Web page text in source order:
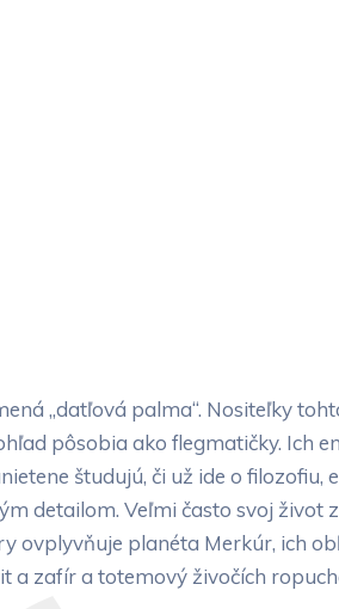
„datľová palma“. Nositeľky
pôsobia ako flegmatičky. Ich
študujú, či už ide o
detailom. Veľmi často svoj
planéta Merkúr, ich
a zafír a totemový živočích